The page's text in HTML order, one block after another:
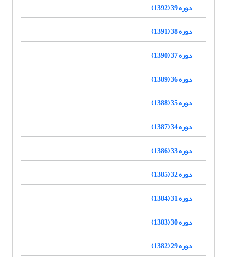
دوره 39 (1392)
دوره 38 (1391)
دوره 37 (1390)
دوره 36 (1389)
دوره 35 (1388)
دوره 34 (1387)
دوره 33 (1386)
دوره 32 (1385)
دوره 31 (1384)
دوره 30 (1383)
دوره 29 (1382)